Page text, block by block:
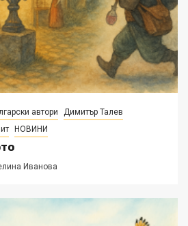
автори
Димитър Талев
НОВИНИ
Иванова